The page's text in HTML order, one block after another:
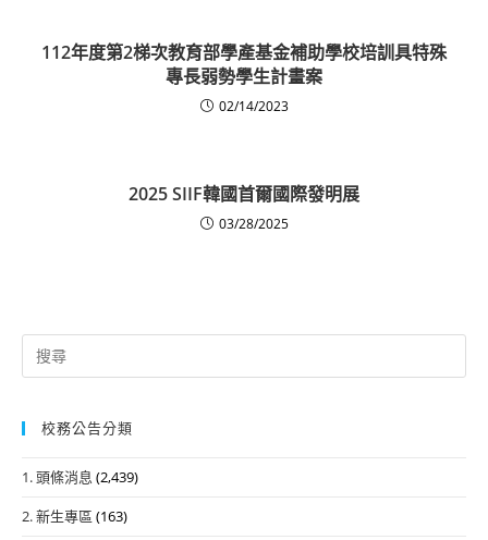
112年度第2梯次教育部學產基金補助學校培訓具特殊
專長弱勢學生計畫案
02/14/2023
2025 SIIF韓國首爾國際發明展
03/28/2025
Search
for:
校務公告分類
1. 頭條消息 (2,439)
2. 新生專區 (163)